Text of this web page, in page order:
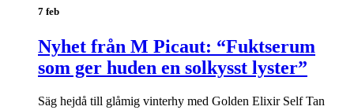
7 feb
Nyhet från M Picaut: “Fuktserum
som ger huden en solkysst lyster”
Säg hejdå till glåmig vinterhy med Golden Elixir Self Tan